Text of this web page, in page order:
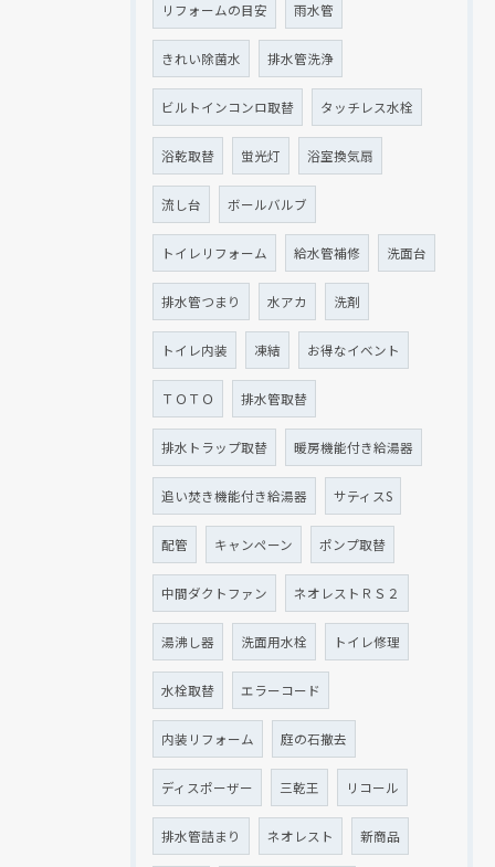
リフォームの目安 雨水管
きれい除菌水 排水管洗浄
ビルトインコンロ取替 タッチレス水栓
浴乾取替 蛍光灯 浴室換気扇
流し台 ボールバルブ
トイレリフォーム 給水管補修 洗面台
排水管つまり 水アカ 洗剤
トイレ内装 凍結 お得なイベント
ＴＯＴＯ 排水管取替
排水トラップ取替 暖房機能付き給湯器
追い焚き機能付き給湯器 サティスS
配管 キャンペーン ポンプ取替
中間ダクトファン ネオレストＲＳ２
湯沸し器 洗面用水栓 トイレ修理
水栓取替 エラーコード
内装リフォーム 庭の石撤去
ディスポーザー 三乾王 リコール
排水管詰まり ネオレスト 新商品